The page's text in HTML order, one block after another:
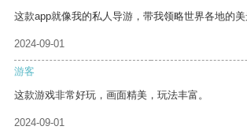
这款app就像我的私人导游，带我领略世界各地的美
2024-09-01
游客
这款游戏非常好玩，画面精美，玩法丰富。
2024-09-01